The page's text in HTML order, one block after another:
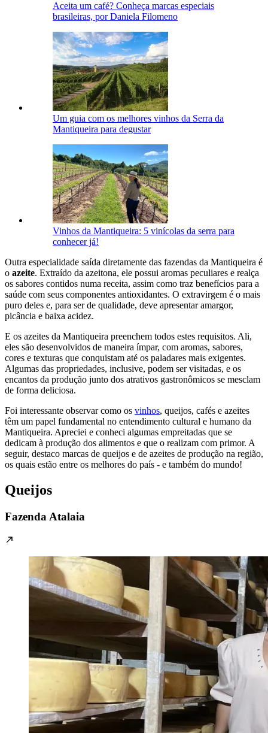
Aceita um café? Conheça marcas especiais
brasileiras, por Daniela Filomeno
Um guia com os melhores vinhos da Serra da
Mantiqueira para degustar
Vinhos da Mantiqueira: 5 vinícolas da serra para
conhecer já!
Outra especialidade saída diretamente das fazendas da Mantiqueira é
o azeite. Extraído da azeitona, ele possui aromas peculiares e realça
os sabores contidos numa receita, assim como traz benefícios para a
saúde com seus componentes antioxidantes. O extravirgem é o mais
puro deles e, para ser de qualidade, deve apresentar amargor,
picância e baixa acidez.
E os azeites da Mantiqueira preenchem todos estes requisitos. Ali,
eles são desenvolvidos de maneira ímpar, com aromas, sabores,
cores e texturas que conquistam até os paladares mais exigentes.
Algumas das propriedades, inclusive, podem ser visitadas, e os
encantos da produção junto dos atrativos gastronômicos se mesclam
de forma deliciosa.
Foi interessante observar como os vinhos, queijos, cafés e azeites
têm um papel fundamental no entendimento cultural e humano da
Mantiqueira. Apreciei e conheci algumas empreitadas que se
dedicam à produção dos alimentos e que o realizam com primor. A
seguir, destaco marcas de queijos e de azeites de produção na região,
os quais estão entre os melhores do país - e também do mundo!
Queijos
Fazenda Atalaia